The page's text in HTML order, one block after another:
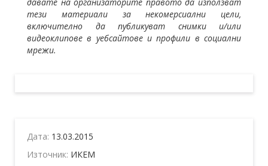
тези материали за некомерсиални цели,
включително да публикуват снимки и/или
видеоклипове в уебсайтове и профили в социални
мрежи.
Дата: 13.03.2015
Източник: ИКЕМ